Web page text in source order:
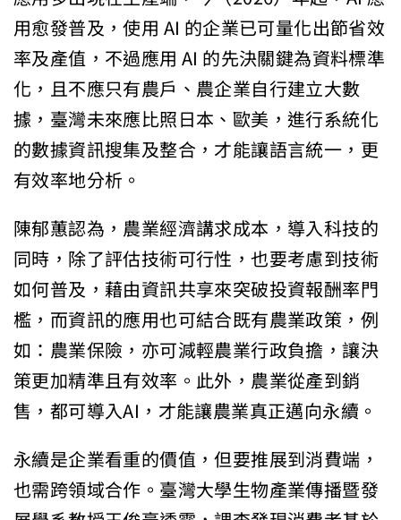
用愈發普及，使用 AI 的企業已可量化出節省效
率及產值，不過應用 AI 的先決關鍵為資料標準
化，且不應只有農戶、農企業自行建立大數
據，臺灣未來應比照日本、歐美，進行系統化
的數據資訊搜集及整合，才能讓語言統一，更
有效率地分析。
陳郁蕙認為，農業經濟講求成本，導入科技的
同時，除了評估技術可行性，也要考慮到技術
如何普及，藉由資訊共享來突破投資報酬率門
檻，而資訊的應用也可結合既有農業政策，例
如：農業保險，亦可減輕農業行政負擔，讓決
策更加精準且有效率。此外，農業從產到銷
售，都可導入AI，才能讓農業真正邁向永續。
永續是企業看重的價值，但要推展到消費端，
也需跨領域合作。臺灣大學生物產業傳播暨發